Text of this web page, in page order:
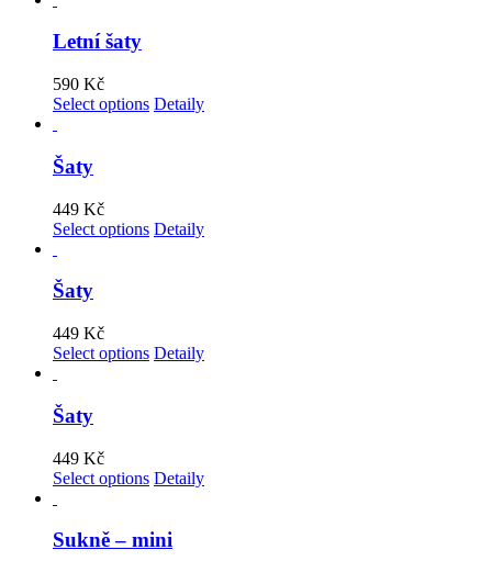
Letní šaty
590 Kč
Select options Detaily
Šaty
449 Kč
Select options Detaily
Šaty
449 Kč
Select options Detaily
Šaty
449 Kč
Select options Detaily
Sukně – mini